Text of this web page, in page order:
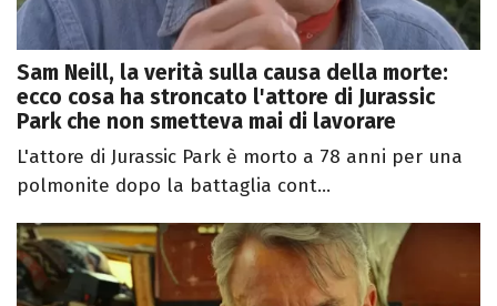
Sam Neill, la verità sulla causa della morte:
ecco cosa ha stroncato l'attore di Jurassic
Park che non smetteva mai di lavorare
L'attore di Jurassic Park è morto a 78 anni per una
polmonite dopo la battaglia cont...